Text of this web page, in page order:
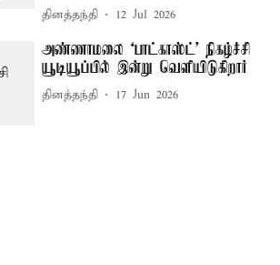
தினத்தந்தி 12 Jul 2026
அண்ணாமலை ‘பாட்காஸ்ட்’ நிகழ்ச்சி
யூடியூப்பில் இன்று வெளியிடுகிறார்
தினத்தந்தி 17 Jun 2026